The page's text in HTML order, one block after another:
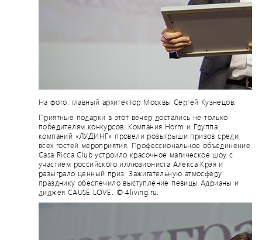
На фото: главный архитектор Москвы Сергей Кузнецов.
Приятные подарки в этот вечер достались не только
победителям конкурсов. Компания Horm и Группа
компаний «ЛУДИНГ» провели розыгрыши призов среди
всех гостей мероприятия. Профессиональное объединение
Casa Ricca Club устроило красочное магическое шоу с
участием российского иллюзиониста Алекса Крэя и
разыграло ценный приз. Зажигательную атмосферу
празднику обеспечило выступление певицы Адрианы и
диджея CAUSE LOVE. © 4living.ru.